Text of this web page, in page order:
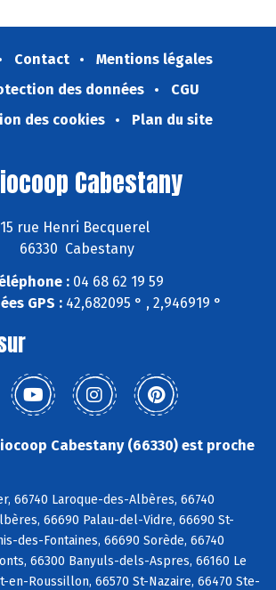
Contact
Mentions légales
des données
CGU
des cookies
Plan du site
Cabestany
15 rue Henri Becquerel
66330 Cabestany
:04 68 62 19 59
GPS :42,682095 ° , 2,946919 °
Cabestany (66330) est proche
66740 Laroque-des-Albères, 66740
66690 Palau-del-Vidre, 66690 St-
des-Fontaines, 66690 Sorède, 66740
66300 Banyuls-dels-Aspres, 66160 Le
en-Roussillon, 66570 St-Nazaire, 66470 Ste-